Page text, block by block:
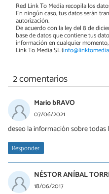
Red Link To Media recopila los
En ningún caso, tus datos serán
autorización.
De acuerdo con la ley del 8 de
base de datos que contiene tus
información en cualquier
Link To Media SL (
2 comentarios
Mario bRAVO
07/06/2021
deseo la información sobre todas
Responder
NÉSTOR ANÍBAL
18/06/2017